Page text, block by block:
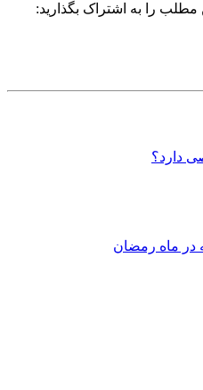
مطلب را به اشتراک بگذارید: